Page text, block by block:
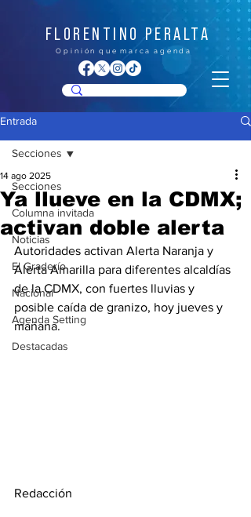
FLORENTINO PERALTA
O p i n i ó n q u e m a r c a a g e n d a
Entrada
Secciones
Columna invitada
Noticias
El Graderío
Nacional
Agenda Setting
Destacadas
Secciones
Ya llueve en la CDMX;
activan doble alerta
14 ago 2025
Autoridades activan Alerta Naranja y
Alerta Amarilla para diferentes alcaldías
de la CDMX, con fuertes lluvias y
posible caída de granizo, hoy jueves y
mañana.
Redacción